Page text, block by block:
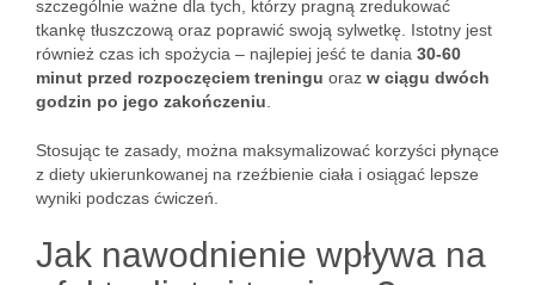
szczególnie ważne dla tych, którzy pragną zredukować
tkankę tłuszczową oraz poprawić swoją sylwetkę. Istotny jest
również czas ich spożycia – najlepiej jeść te dania 30-60
minut przed rozpoczęciem treningu oraz w ciągu dwóch
godzin po jego zakończeniu
Stosując te zasady, można maksymalizować korzyści płynące
z diety ukierunkowanej na rzeźbienie ciała i osiągać lepsze
wyniki podczas ćwiczeń.
Jak nawodnienie wpływa na